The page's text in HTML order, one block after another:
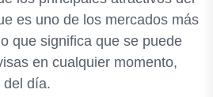
es uno de los mercados más
que significa que se puede
en cualquier momento,
del día.